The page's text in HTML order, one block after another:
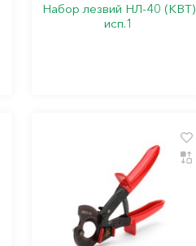
Набор лезвий НЛ-40 (КВТ)
исп.1